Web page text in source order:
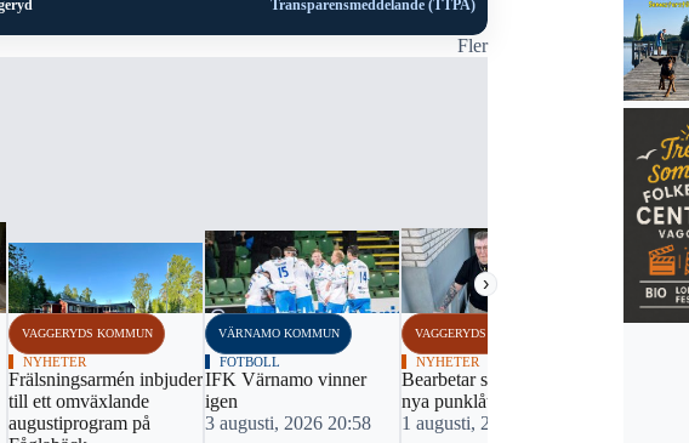
Transparensmeddelande (TTPA)
Fler
›
VAGGERYDS KOMMUN
NYHETER
Frälsningsarmén inbjuder
till ett omväxlande
augustiprogram på
VÄRNAMO KOMMUN
FOTBOLL
IFK Värnamo vinner
igen
3 augusti, 2026 20:58
VAGGERYDS KOMMUN
NYHETER
Bearbetar sorgen med
nya punklåtar
1 augusti, 2026 09:02